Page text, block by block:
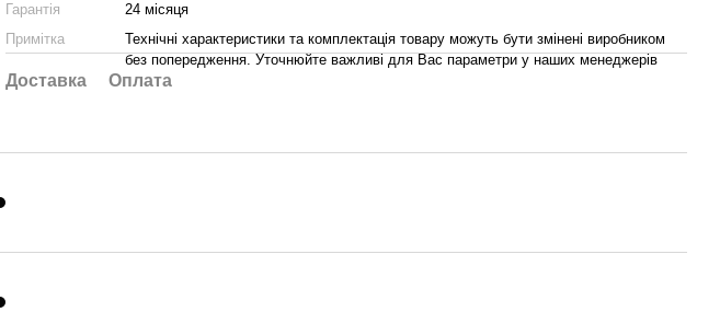
Гарантія
24 місяця
Примітка
Технічні характеристики та комплектація товару можуть бути змінені виробником
без попередження. Уточнюйте важливі для Вас параметри у наших менеджерів
Доставка Оплата